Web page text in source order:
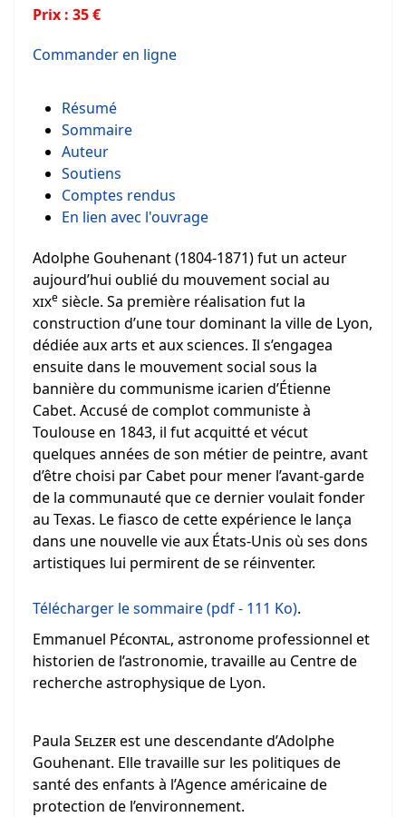
Prix : 35 €
Commander en ligne
Résumé
Sommaire
Auteur
Soutiens
Comptes rendus
En lien avec l'ouvrage
Adolphe Gouhenant (1804-1871) fut un acteur
aujourd’hui oublié du mouvement social au
xixe siècle. Sa première réalisation fut la
construction d’une tour dominant la ville de Lyon,
dédiée aux arts et aux sciences. Il s’engagea
ensuite dans le mouvement social sous la
bannière du communisme icarien d’Étienne
Cabet. Accusé de complot communiste à
Toulouse en 1843, il fut acquitté et vécut
quelques années de son métier de peintre, avant
d’être choisi par Cabet pour mener l’avant-garde
de la communauté que ce dernier voulait fonder
au Texas. Le fiasco de cette expérience le lança
dans une nouvelle vie aux États-Unis où ses dons
artistiques lui permirent de se réinventer.
Télécharger le sommaire (pdf - 111 Ko).
Emmanuel Pécontal, astronome professionnel et
historien de l’astronomie, travaille au Centre de
recherche astrophysique de Lyon.
Paula Selzerest une descendante d’Adolphe
Gouhenant. Elle travaille sur les politiques de
santé des enfants à l’Agence américaine de
protection de l’environnement.